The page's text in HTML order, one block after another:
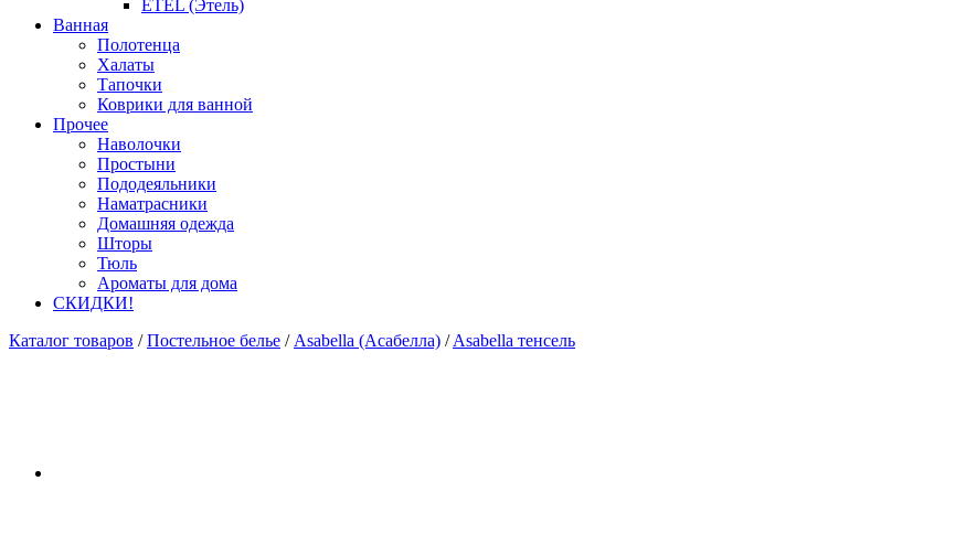
ETEL (Этель)
Ванная
Полотенца
Халаты
Тапочки
Коврики для ванной
Прочее
Наволочки
Простыни
Пододеяльники
Наматрасники
Домашняя одежда
Шторы
Тюль
Ароматы для дома
СКИДКИ!
Каталог товаров / Постельное белье / Asabella (Асабелла) / Asabella тенсель